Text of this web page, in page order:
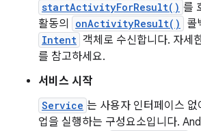
startActivityForResult() 를
활동의
onActivityResult() 콜
Intent 객체로 수신합니다. 자세
를 참고하세요.
서비스 시작
Service 는 사용자 인터페이스
업을 실행하는 구성요소입니다.